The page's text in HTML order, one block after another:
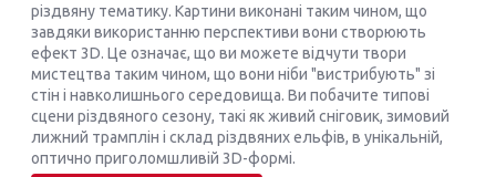
різдвяну тематику. Картини виконані таким чином, що
завдяки використанню перспективи вони створюють
ефект 3D. Це означає, що ви можете відчути твори
мистецтва таким чином, що вони ніби "вистрибують" зі
стін і навколишнього середовища. Ви побачите типові
сцени різдвяного сезону, такі як живий сніговик, зимовий
лижний трамплін і склад різдвяних ельфів, в унікальній,
оптично приголомшливій 3D-формі.